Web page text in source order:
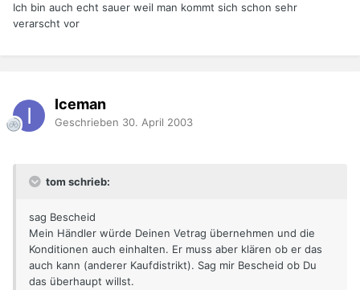
Ich bin auch echt sauer weil man kommt sich schon sehr
verarscht vor
Iceman
Geschrieben 30. April 2003
tom schrieb:
sag Bescheid
Mein Händler würde Deinen Vetrag übernehmen und die
Konditionen auch einhalten. Er muss aber klären ob er das
auch kann (anderer Kaufdistrikt). Sag mir Bescheid ob Du
das überhaupt willst.